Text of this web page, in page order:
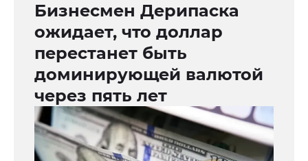
Бизнесмен Дерипаска
ожидает, что доллар
перестанет быть
доминирующей валютой
через пять лет